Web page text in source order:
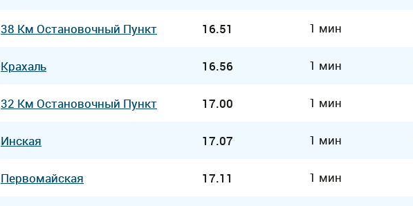
38 Км Остановочный Пункт 16.51 1 мин
Крахаль 16.56 1 мин
32 Км Остановочный Пункт 17.00 1 мин
Инская 17.07 1 мин
Первомайская 17.11 1 мин